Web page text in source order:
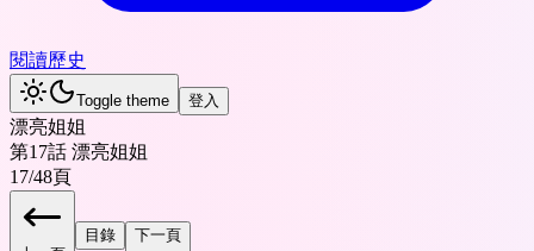
閱讀歷史
Toggle theme 登入
漂亮姐姐
第17話 漂亮姐姐
17/48頁
目錄 下一頁